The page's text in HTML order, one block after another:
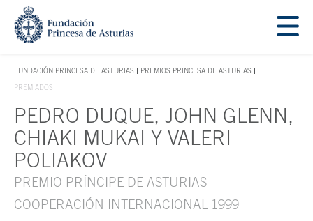
Saltar navegación. Ir directamente al contenido principal
FUNDACIÓN PRINCESA DE ASTURIAS
TECLA DE ACCESO 1
PREMIOS PRINCESA DE ASTURIAS
PREMIADOS
Contenido principal
PEDRO DUQUE, JOHN GLENN,
CHIAKI MUKAI Y VALERI
POLIAKOV
PREMIO PRÍNCIPE DE ASTURIAS
COOPERACIÓN INTERNACIONAL 1999